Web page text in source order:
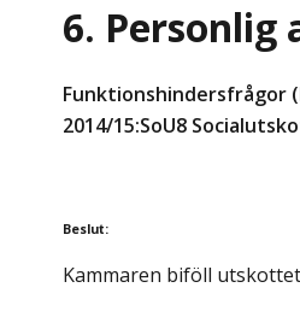
6. Personlig
Funktionshindersfrågor
2014/15:SoU8
Beslut:
Kammaren biföll